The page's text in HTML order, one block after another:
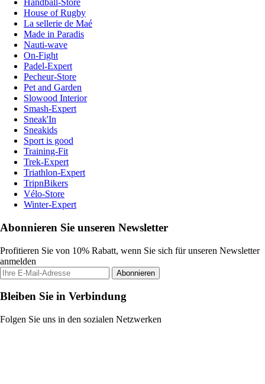
Handball-Store
House of Rugby
La sellerie de Maé
Made in Paradis
Nauti-wave
On-Fight
Padel-Expert
Pecheur-Store
Pet and Garden
Slowood Interior
Smash-Expert
Sneak'In
Sneakids
Sport is good
Training-Fit
Trek-Expert
Triathlon-Expert
TripnBikers
Vélo-Store
Winter-Expert
Abonnieren Sie unseren Newsletter
Profitieren Sie von 10% Rabatt, wenn Sie sich für unseren Newsletter
anmelden
Abonnieren
Bleiben Sie in Verbindung
Folgen Sie uns in den sozialen Netzwerken